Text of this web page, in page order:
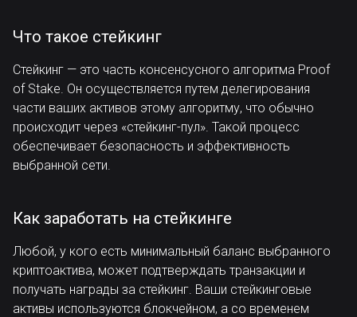
Что такое стейкинг
Стейкинг — это часть консенсусного алгоритма Proof
of Stake. Он осуществляется путем делегирования
части ваших активов этому алгоритму, что обычно
происходит через «стейкинг-пул». Такой процесс
обеспечивает безопасность и эффективность
выбранной сети.
Как заработать на стейкинге
Любой, у кого есть минимальный баланс выбранного
криптоактива, может подтверждать транзакции и
получать награды за стейкинг. Ваши стейкинговые
активы используются блокчейном, а со временем